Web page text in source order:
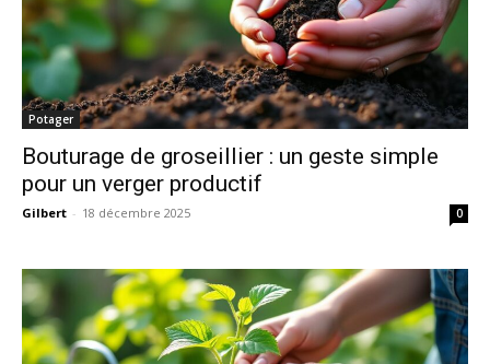
Potager
Bouturage de groseillier : un geste simple
pour un verger productif
Gilbert - 18 décembre 2025 0